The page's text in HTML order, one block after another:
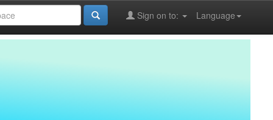
Language
Sign on to: